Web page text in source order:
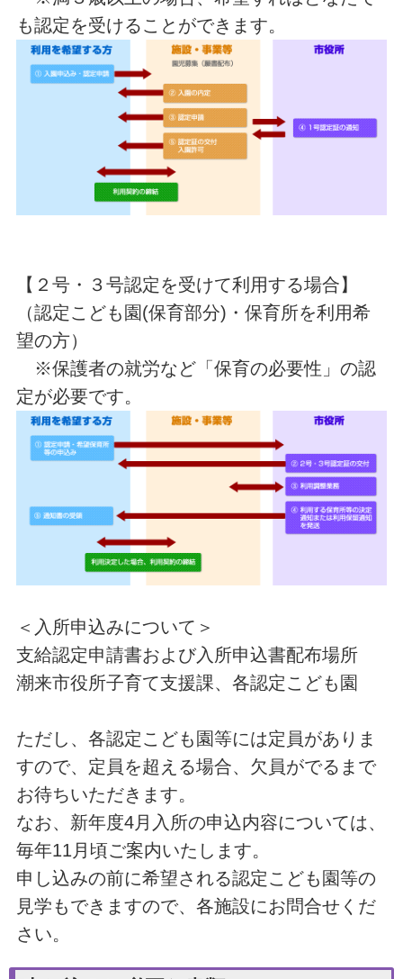
も認定を受けることができます。
【２号・３号認定を受けて利用する場合】
（認定こども園(保育部分)・保育所を利用希
望の方）
※保護者の就労など「保育の必要性」の認
定が必要です。
＜入所申込みについて＞
支給認定申請書および入所申込書配布場所
潮来市役所子育て支援課、各認定こども園
ただし、各認定こども園等には定員がありま
すので、定員を超える場合、欠員がでるまで
お待ちいただきます。
なお、新年度4月入所の申込内容については、
毎年11月頃ご案内いたします。
申し込みの前に希望される認定こども園等の
見学もできますので、各施設にお問合せくだ
さい。